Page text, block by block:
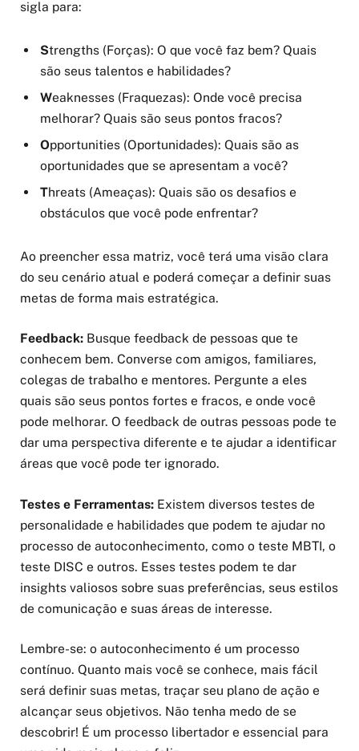
sigla para:
Strengths (Forças): O que você faz bem? Quais
são seus talentos e habilidades?
Weaknesses (Fraquezas): Onde você precisa
melhorar? Quais são seus pontos fracos?
Opportunities (Oportunidades): Quais são as
oportunidades que se apresentam a você?
Threats (Ameaças): Quais são os desafios e
obstáculos que você pode enfrentar?
Ao preencher essa matriz, você terá uma visão clara
do seu cenário atual e poderá começar a definir suas
metas de forma mais estratégica.
Feedback: Busque feedback de pessoas que te
conhecem bem. Converse com amigos, familiares,
colegas de trabalho e mentores. Pergunte a eles
quais são seus pontos fortes e fracos, e onde você
pode melhorar. O feedback de outras pessoas pode te
dar uma perspectiva diferente e te ajudar a identificar
áreas que você pode ter ignorado.
Testes e Ferramentas: Existem diversos testes de
personalidade e habilidades que podem te ajudar no
processo de autoconhecimento, como o teste MBTI, o
teste DISC e outros. Esses testes podem te dar
insights valiosos sobre suas preferências, seus estilos
de comunicação e suas áreas de interesse.
Lembre-se: o autoconhecimento é um processo
contínuo. Quanto mais você se conhece, mais fácil
será definir suas metas, traçar seu plano de ação e
alcançar seus objetivos. Não tenha medo de se
descobrir! É um processo libertador e essencial para